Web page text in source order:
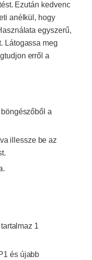
Ezután kedvenc
anélkül, hogy
egyszerű,
Látogassa meg
erről a
a
illessze be az
1
és újabb